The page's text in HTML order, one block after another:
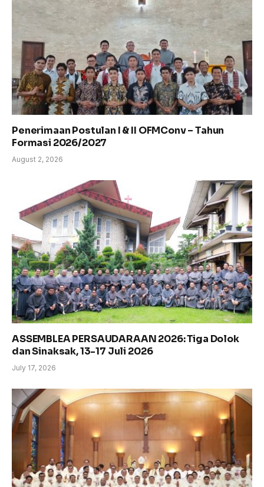
Penerimaan Postulan I & II OFMConv – Tahun
Formasi 2026/2027
August 2, 2026
ASSEMBLEA PERSAUDARAAN 2026: Tiga Dolok
dan Sinaksak, 13-17 Juli 2026
July 17, 2026